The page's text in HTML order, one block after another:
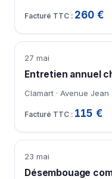
260 €
27 mai
Entretien annuel
Clamart · Avenue Jean
115 €
23 mai
Désembouage